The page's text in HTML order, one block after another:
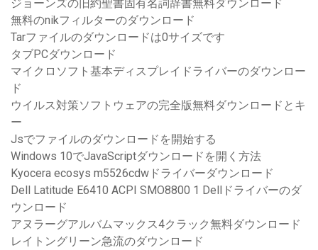
ジョーンズの旧約聖書固有名詞辞書無料ダウンロード
無料のnikフィルターのダウンロード
Tarファイルのダウンロードは0サイズです
タブPCダウンロード
マイクロソフト基本ディスプレイドライバーのダウンロー
ド
ウイルス対策ソフトウェアの完全版無料ダウンロードとキ
ー
Jsでファイルのダウンロードを開始する
Windows 10でJavaScriptダウンロードを開く方法
Kyocera ecosys m5526cdwドライバーダウンロード
Dell Latitude E6410 ACPI SMO8800 1 Dellドライバーのダ
ウンロード
アヌラーグアルバムマックス4クラック無料ダウンロード
レイトングリーン急流のダウンロード